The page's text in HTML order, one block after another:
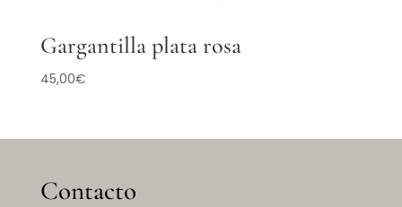
Gargantilla plata rosa
45,00€
Contacto